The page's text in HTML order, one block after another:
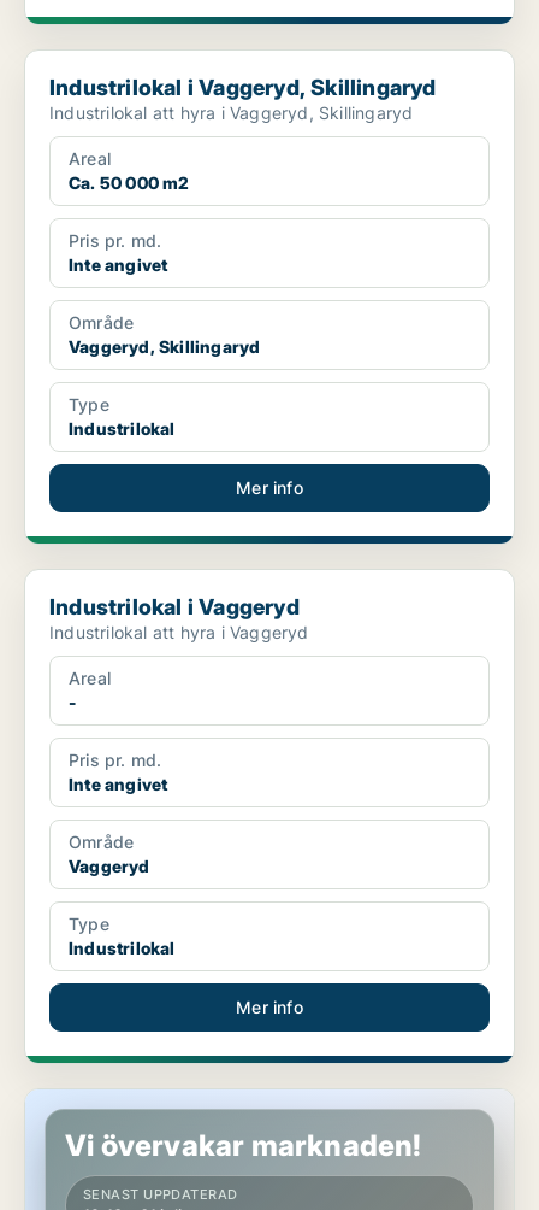
Industrilokal i Vaggeryd, Skillingaryd
Industrilokal i Vaggeryd, Skillingaryd
Industrilokal att hyra i Vaggeryd, Skillingaryd
Areal
Ca. 50 000 m2
Pris pr. md.
Inte angivet
Område
Vaggeryd, Skillingaryd
Type
Industrilokal
Mer info
Industrilokal i Vaggeryd
Industrilokal i Vaggeryd
Industrilokal att hyra i Vaggeryd
Areal
-
Pris pr. md.
Inte angivet
Område
Vaggeryd
Type
Industrilokal
Mer info
Industrilokal i Vaggeryd
Vi övervakar marknaden!
SENAST UPPDATERAD